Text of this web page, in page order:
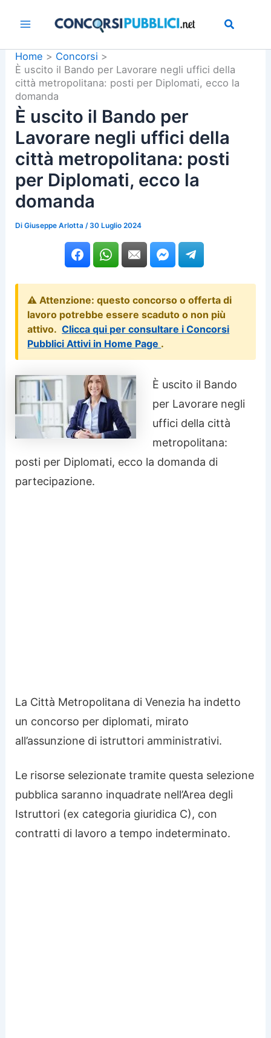
Home
Concorsi
È uscito il Bando per Lavorare negli uffici della
città metropolitana: posti per Diplomati, ecco la
domanda
È uscito il Bando per
Lavorare negli uffici della
città metropolitana: posti
per Diplomati, ecco la
domanda
DiGiuseppe Arlotta /30 Luglio 2024
⚠️ Attenzione: questo concorso o offerta di
lavoro potrebbe essere scaduto o non più
attivo. Clicca qui per consultare i Concorsi
Pubblici Attivi in Home Page .
È uscito il Bando
per Lavorare negli
uffici della città
metropolitana:
posti per Diplomati, ecco la domanda di
partecipazione.
La Città Metropolitana di Venezia ha indetto
un concorso per diplomati, mirato
all’assunzione di istruttori amministrativi.
Le risorse selezionate tramite questa selezione
pubblica saranno inquadrate nell’Area degli
Istruttori (ex categoria giuridica C), con
contratti di lavoro a tempo indeterminato.